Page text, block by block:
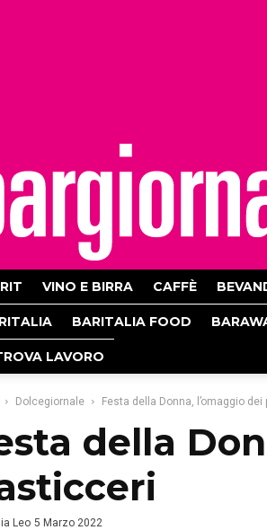
VINO E BIRRA CAFFÈ
BARITALIA FOOD
LAVORO
Dolcegiornale Festa della Donna, l’omaggio
della
Leo 5 Marzo 2022